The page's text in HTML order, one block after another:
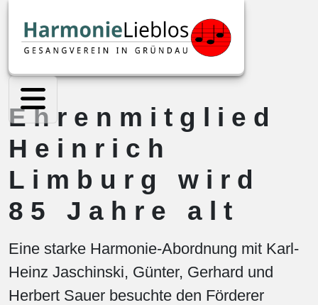
Ehrenmitglied
Heinrich
Limburg wird
85 Jahre alt
Eine starke Harmonie-Abordnung mit Karl-
Heinz Jaschinski, Günter, Gerhard und
Herbert Sauer besuchte den Förderer